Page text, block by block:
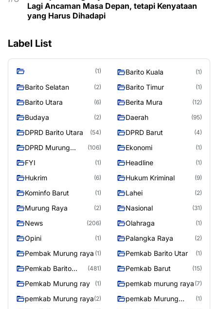
Lagi Ancaman Masa Depan, tetapi Kenyataan
yang Harus Dihadapi
Label List
(1) Barito Kuala (1)
Barito Selatan (2) Barito Timur (1)
Barito Utara (6) Berita Mura (12)
Budaya (2) Daerah (95)
DPRD Barito Utara (54) DPRD Barut (4)
DPRD Murung
(106) Ekonomi (1)
FYI (1) Headline (1)
Hukrim (6) Hukum Kriminal (9)
Kominfo Barut (1) Lahei (2)
Murung Raya (2) Nasional (31)
News (206) Olahraga (1)
Opini (1) Palangka Raya (2)
Pembak Murung raya (1) Pemkab Barito Utar (1)
Pemkab Barito
(481) Pemkab Barut (15)
Pemkab Murung ray (1) pemkab murung raya (7)
pemkab Murung raya(2)
pemkab Murung
(1)